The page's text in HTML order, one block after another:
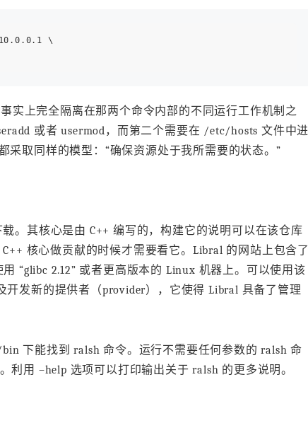
\
实上完全隔离在那两个命令内部的不同运行工作机制之
或者 usermod，而第二个需要在 /etc/hosts 文件中进
采取同样的模型：“确保资源处于我所需要的状态。”
。其核心是由 C++ 编写的，构建它的说明可以在该仓库
核心做贡献的时候才需要看它。Libral 的网站上包含了
“glibc 2.12” 或者更高版本的 Linux 机器上。可以使用该
开发新的提供者（provider），它使得 Libral 具备了管理
下能找到 ralsh 命令。运行不需要任何参数的 ralsh 命
利用 –help 选项可以打印输出关于 ralsh 的更多说明。